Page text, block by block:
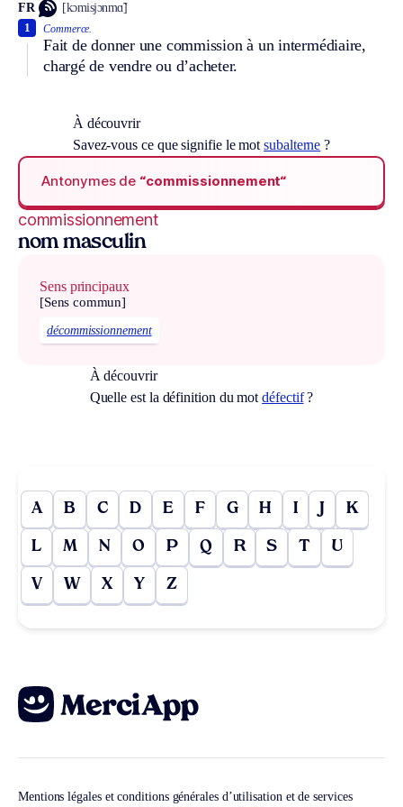
FR [kɔmisjɔnmɑ̃]
Commerce.
Fait de donner une commission à un intermédiaire,
chargé de vendre ou d’acheter.
1
À découvrir
Savez-vous ce que signifie le motsubalterne ?
Antonymes de “commissionnement“
commissionnement
nom masculin
Sens principaux
[Sens commun]
décommissionnement
À découvrir
Quelle est la définition du motdéfectif?
A B C D E F G H I J K
L M N O P Q R S T U
V W X Y Z
Mentions légales et conditions générales d’utilisation et de services